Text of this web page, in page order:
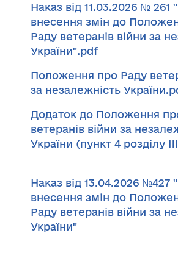
Наказ від 11.03.2026 № 261
внесення змін до
Раду ветеранів війни за
України".pdf
Положення про Раду
за незалежність
Додаток до Положення
ветеранів війни за
України (пункт 4 розділу
Наказ від 13.04.2026 №427
внесення змін до
Раду ветеранів війни за
України"